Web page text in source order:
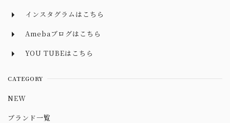
インスタグラムはこちら
Amebaブログはこちら
YOU TUBEはこちら
CATEGORY
NEW
ブランド一覧